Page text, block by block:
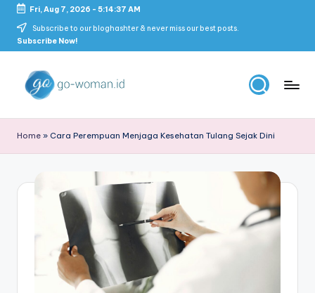
Skip
Fri, Aug 7, 2026 - 5:14:38 AM
Subscribe to our bloghashter & never miss our best posts.
Subscribe Now!
o
-
W
Home » Cara Perempuan Menjaga Kesehatan Tulang Sejak Dini